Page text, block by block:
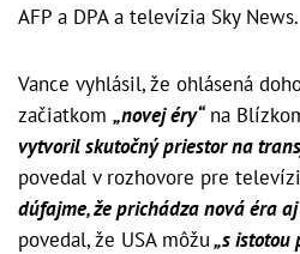
AFP a DPA a televízia Sky News.
Vance vyhlásil, že ohlásená
začiatkom „novej éry“na
vytvoril skutočný priestor na
povedal v rozhovore pre
dúfajme, že prichádza nová éra aj
povedal, že USA môžu„s istotou